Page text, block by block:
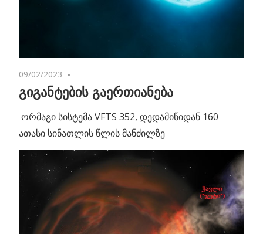
09/02/2023
გიგანტების გაერთიანება
ორმაგი სისტემა VFTS 352, დედამიწიდან 160
ათასი სინათლის წლის მანძილზე